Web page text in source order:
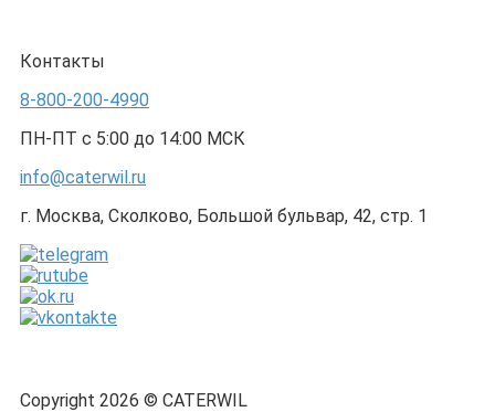
Контакты
8-800-200-4990
ПН-ПТ с 5:00 до 14:00 МСК
info@caterwil.ru
г. Москва, Сколково, Большой бульвар, 42, стр. 1
Copyright 2026 © CATERWIL